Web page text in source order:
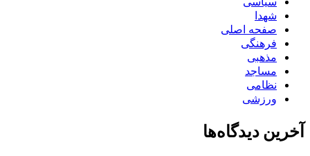
شهدا
صفحه اصلی
فرهنگی
مذهبی
مساجد
نظامی
ورزشی
آخرین دیدگاه‌ها